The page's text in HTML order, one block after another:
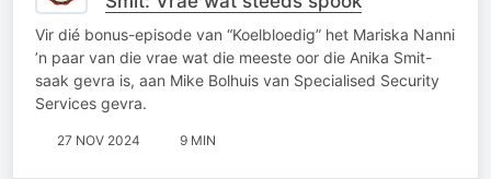
Vir dié bonus-episode van “Koelbloedig” het Mariska Nanni
’n paar van die vrae wat die meeste oor die Anika Smit-
saak gevra is, aan Mike Bolhuis van Specialised Security
Services gevra.
27 NOV 2024 9 MIN